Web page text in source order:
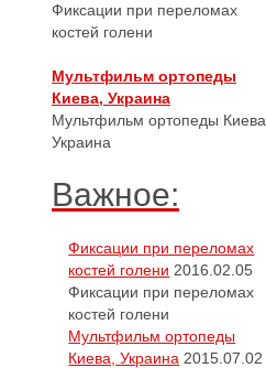
Фиксации при переломах
костей голени
Мультфильм ортопеды
Киева, Украина
Мультфильм ортопеды Киева,
Украина
Важное:
Фиксации при переломах
костей голени 2016.02.05
Фиксации при переломах
костей голени
Мультфильм ортопеды
Киева, Украина 2015.07.02